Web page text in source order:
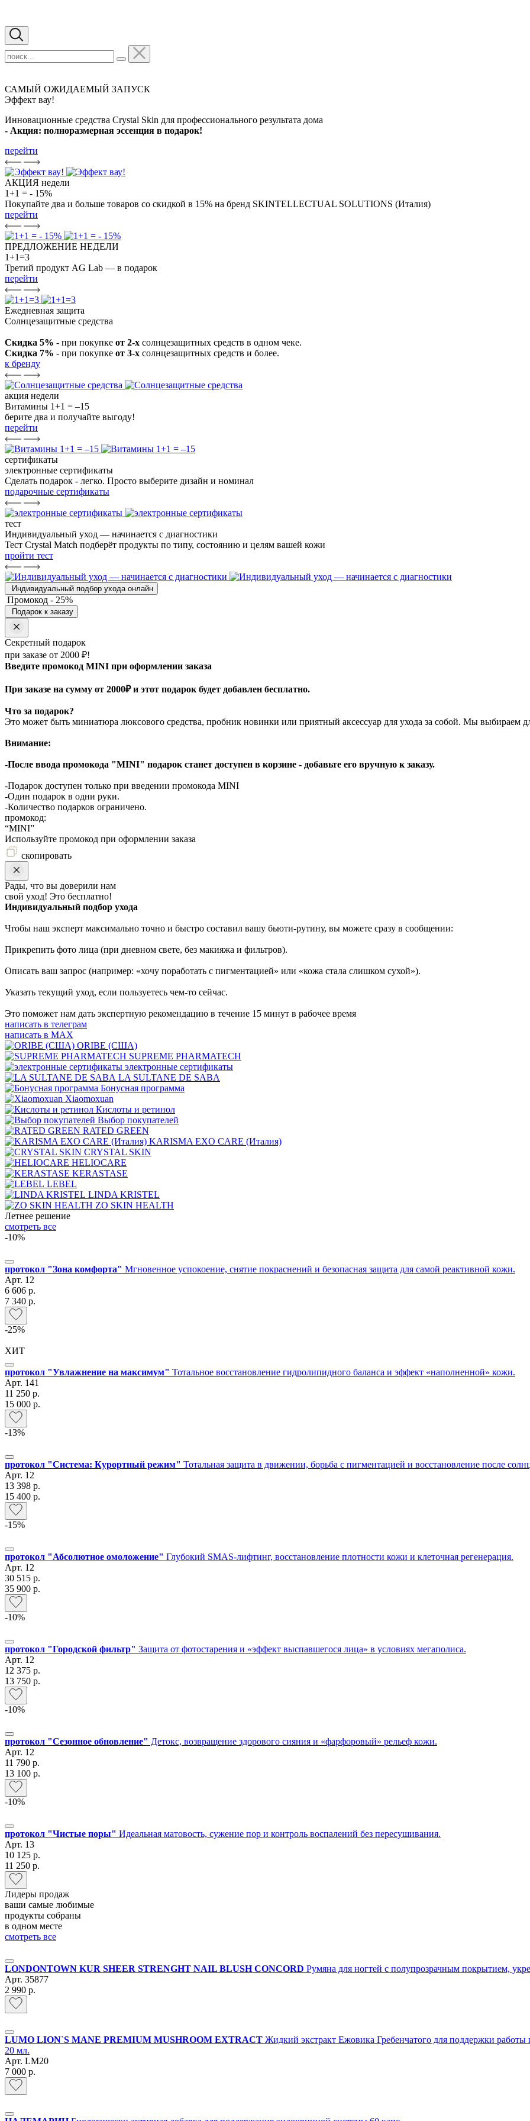
САМЫЙ ОЖИДАЕМЫЙ ЗАПУСК
Эффект вау!
Инновационные средства Crystal Skin для профессионального результата дома
- Акция: полноразмерная эссенция в подарок!
перейти
АКЦИЯ недели
1+1 = - 15%
Покупайте два и больше товаров со скидкой в 15% на бренд SKINTELLECTUAL SOLUTIONS (Италия)
перейти
ПРЕДЛОЖЕНИЕ НЕДЕЛИ
1+1=3
Третий продукт AG Lab — в подарок
перейти
Ежедневная защита
Солнцезащитные средства
Скидка 5% - при покупке от 2-х солнцезащитных средств в одном чеке.
Скидка 7% - при покупке от 3-х солнцезащитных средств и более.
к бренду
акция недели
Витамины 1+1 = –15
берите два и получайте выгоду!
перейти
сертификаты
электронные сертификаты
Сделать подарок - легко. Просто выберите дизайн и номинал
подарочные сертификаты
тест
Индивидуальный уход — начинается с диагностики
Тест Crystal Match подберёт продукты по типу, состоянию и целям вашей кожи
пройти тест
Индивидуальный подбор ухода онлайн
Промокод - 25%
Подарок к заказу
Секретный подарок
при заказе от 2000 ₽!
Введите промокод MINI при оформлении заказа
При заказе на сумму от 2000₽ и этот подарок будет добавлен бесплатно.
Что за подарок?
Это может быть миниатюра люксового средства, пробник новинки или приятный аксессуар для ухода за собой. Мы выбираем
Внимание:
-После ввода промокода "MINI" подарок станет доступен в корзине - добавьте его вручную к заказу.
-Подарок доступен только при введении промокода MINI
-Один подарок в одни руки.
-Количество подарков ограничено.
промокод:
“MINI”
Используйте промокод при оформлении заказа
скопировать
Рады, что вы доверили нам
свой уход! Это бесплатно!
Индивидуальный подбор ухода
Чтобы наш эксперт максимально точно и быстро составил вашу бьюти-рутину, вы можете сразу в сообщении:
Прикрепить фото лица (при дневном свете, без макияжа и фильтров).
Описать ваш запрос (например: «хочу поработать с пигментацией» или «кожа стала слишком сухой»).
Указать текущий уход, если пользуетесь чем-то сейчас.
Это поможет нам дать экспертную рекомендацию в течение 15 минут в рабочее время
написать в телеграм
написать в MAX
ORIBE (США)
SUPREME PHARMATECH
электронные сертификаты
LA SULTANE DE SABA
Бонусная программа
Xiaomoxuan
Кислоты и ретинол
Выбор покупателей
RATED GREEN
KARISMA EXO CARE (Италия)
CRYSTAL SKIN
HELIOCARE
KERASTASE
LEBEL
LINDA KRISTEL
ZO SKIN HEALTH
Летнее решение
смотреть все
-10%
протокол "Зона комфорта" Мгновенное успокоение, снятие покраснений и безопасная защита для самой реактивной кожи.
Арт. 12
6 606 р.
7 340 р.
-25%
ХИТ
протокол "Увлажнение на максимум" Тотальное восстановление гидролипидного баланса и эффект «наполненной» кожи.
Арт. 141
11 250 р.
15 000 р.
-13%
протокол "Система: Курортный режим" Тотальная защита в движении, борьба с пигментацией и восстановление после
Арт. 12
13 398 р.
15 400 р.
-15%
протокол "Абсолютное омоложение" Глубокий SMAS-лифтинг, восстановление плотности кожи и клеточная регенерация.
Арт. 12
30 515 р.
35 900 р.
-10%
протокол "Городской фильтр" Защита от фотостарения и «эффект выспавшегося лица» в условиях мегаполиса.
Арт. 12
12 375 р.
13 750 р.
-10%
протокол "Сезонное обновление" Детокс, возвращение здорового сияния и «фарфоровый» рельеф кожи.
Арт. 12
11 790 р.
13 100 р.
-10%
протокол "Чистые поры" Идеальная матовость, сужение пор и контроль воспалений без пересушивания.
Арт. 13
10 125 р.
11 250 р.
Лидеры продаж
ваши самые любимые
продукты собраны
в одном месте
смотреть все
LONDONTOWN KUR SHEER STRENGHT NAIL BLUSH CONCORD Румяна для ногтей с полупрозрачным покрытием,
Арт. 35877
2 990 р.
LUMO LION`S MANE PREMIUM MUSHROOM EXTRACT Жидкий экстракт Ежовика Гребенчатого для поддержки
20 мл.
Арт. LM20
7 000 р.